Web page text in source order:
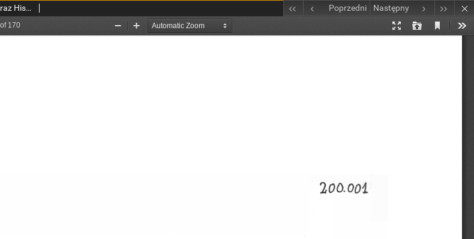
Archiwum Historii i Filozofii Medycyny oraz Historii Nauk Przyrodniczych 1926 T.5 z.1 Poprzedni Następny